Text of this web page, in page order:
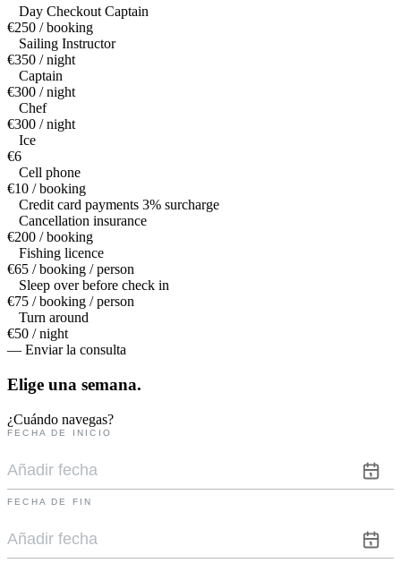
Day Checkout Captain
€250 / booking
Sailing Instructor
€350 / night
Captain
€300 / night
Chef
€300 / night
Ice
€6
Cell phone
€10 / booking
Credit card payments 3% surcharge
Cancellation insurance
€200 / booking
Fishing licence
€65 / booking / person
Sleep over before check in
€75 / booking / person
Turn around
€50 / night
— Enviar la consulta
Elige una semana.
¿Cuándo navegas?
FECHA DE INICIO
FECHA DE FIN